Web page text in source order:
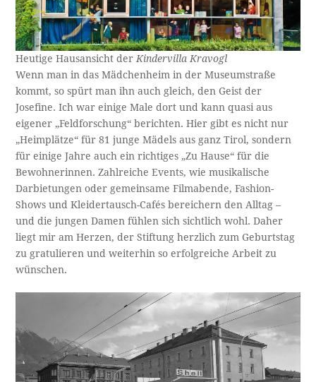
Heutige Hausansicht der Kindervilla Kravogl
Wenn man in das Mädchenheim in der Museumstraße
kommt, so spürt man ihn auch gleich, den Geist der
Josefine. Ich war einige Male dort und kann quasi aus
eigener „Feldforschung“ berichten. Hier gibt es nicht nur
„Heimplätze“ für 81 junge Mädels aus ganz Tirol, sondern
für einige Jahre auch ein richtiges „Zu Hause“ für die
Bewohnerinnen. Zahlreiche Events, wie musikalische
Darbietungen oder gemeinsame Filmabende, Fashion-
Shows und Kleidertausch-Cafés bereichern den Alltag –
und die jungen Damen fühlen sich sichtlich wohl. Daher
liegt mir am Herzen, der Stiftung herzlich zum Geburtstag
zu gratulieren und weiterhin so erfolgreiche Arbeit zu
wünschen.